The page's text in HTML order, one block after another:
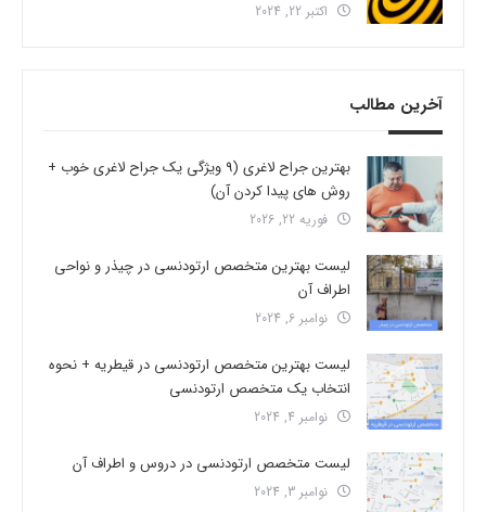
اکتبر 22, 2024
آخرین مطالب
بهترین جراح لاغری (9 ویژگی یک جراح لاغری خوب +
روش های پیدا کردن آن)
فوریه 22, 2026
لیست بهترین متخصص ارتودنسی در چیذر و نواحی
اطراف آن
نوامبر 6, 2024
لیست بهترین متخصص ارتودنسی در قیطریه + نحوه
انتخاب یک متخصص ارتودنسی
نوامبر 4, 2024
لیست متخصص ارتودنسی در دروس و اطراف آن
نوامبر 3, 2024